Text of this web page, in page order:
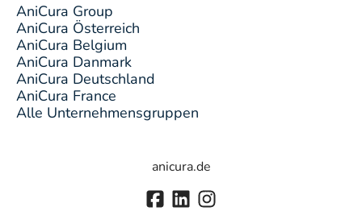
AniCura Group
AniCura Österreich
AniCura Belgium
AniCura Danmark
AniCura Deutschland
AniCura France
Alle Unternehmensgruppen
anicura.de